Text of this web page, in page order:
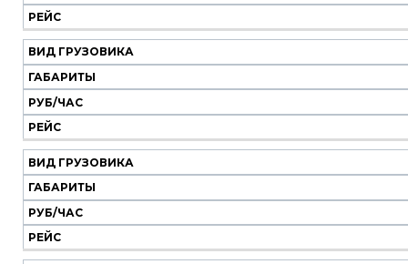
РЕЙС
ВИД ГРУЗОВИКА
ГАБАРИТЫ
РУБ/ЧАС
РЕЙС
ВИД ГРУЗОВИКА
ГАБАРИТЫ
РУБ/ЧАС
РЕЙС